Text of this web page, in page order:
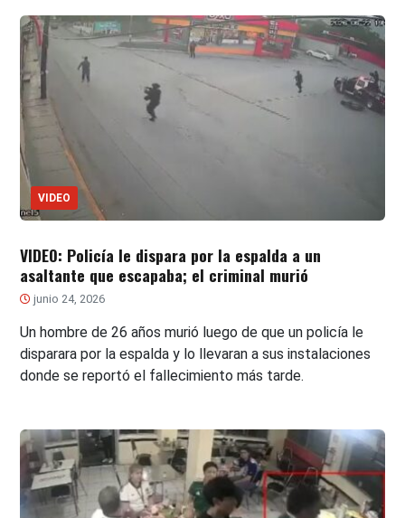
VIDEO
VIDEO: Policía le dispara por la espalda a un
asaltante que escapaba; el criminal murió
junio 24, 2026
Un hombre de 26 años murió luego de que un policía le
disparara por la espalda y lo llevaran a sus instalaciones
donde se reportó el fallecimiento más tarde.